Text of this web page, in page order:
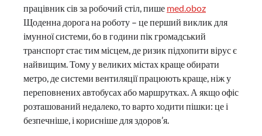
працівник сів за робочий стіл, пише med.oboz
Щоденна дорога на роботу – це перший виклик для
імунної системи, бо в години пік громадський
транспорт стає тим місцем, де ризик підхопити вірус є
найвищим. Тому у великих містах краще обирати
метро, де системи вентиляції працюють краще, ніж у
переповнених автобусах або маршрутках. А якщо офіс
розташований недалеко, то варто ходити пішки: це і
безпечніше, і корисніше для здоров’я.